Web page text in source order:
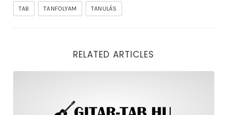
TAB TANFOLYAM TANULÁS
RELATED ARTICLES